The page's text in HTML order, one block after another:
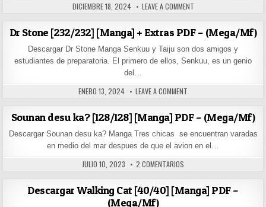
PUBLISHED DATE:
DICIEMBRE 18, 2024 LEAVE A COMMENTON TAIGA OF GENESIS
Dr Stone [232/232] [Manga] + Extras PDF – (Mega/Mf)
Descargar Dr Stone Manga Senkuu y Taiju son dos amigos y
estudiantes de preparatoria. El primero de ellos, Senkuu, es un genio
del…
PUBLISHED DATE:
ENERO 13, 2024 LEAVE A COMMENT
Sounan desu ka? [128/128] [Manga] PDF – (Mega/Mf)
Descargar Sounan desu ka? Manga Tres chicas se encuentran varadas
en medio del mar despues de que el avion en el…
PUBLISHED DATE:
JULIO 10, 2023 2 COMENTARIOS
Descargar Walking Cat [40/40] [Manga] PDF –
(Mega/Mf)